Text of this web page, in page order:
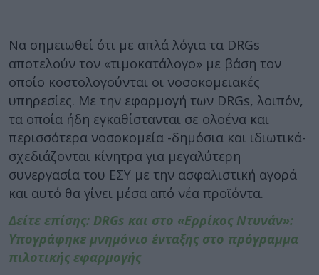
Να σημειωθεί ότι με απλά λόγια τα DRGs
αποτελούν τον «τιμοκατάλογο» με βάση τον
οποίο κοστολογούνται οι νοσοκομειακές
υπηρεσίες. Με την εφαρμογή των DRGs, λοιπόν,
τα οποία ήδη εγκαθίστανται σε ολοένα και
περισσότερα νοσοκομεία -δημόσια και ιδιωτικά-
σχεδιάζονται κίνητρα για μεγαλύτερη
συνεργασία τoυ ΕΣΥ με την ασφαλιστική αγορά
και αυτό θα γίνει μέσα από νέα προϊόντα.
Δείτε επίσης: DRGs και στο «Ερρίκος Ντυνάν»:
Υπογράφηκε μνημόνιο ένταξης στο πρόγραμμα
πιλοτικής εφαρμογής